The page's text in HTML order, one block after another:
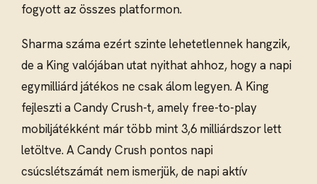
fogyott az összes platformon.
Sharma száma ezért szinte lehetetlennek hangzik,
de a King valójában utat nyithat ahhoz, hogy a napi
egymilliárd játékos ne csak álom legyen. A King
fejleszti a Candy Crush-t, amely free-to-play
mobiljátékként már több mint 3,6 milliárdszor lett
letöltve. A Candy Crush pontos napi
csúcslétszámát nem ismerjük, de napi aktív